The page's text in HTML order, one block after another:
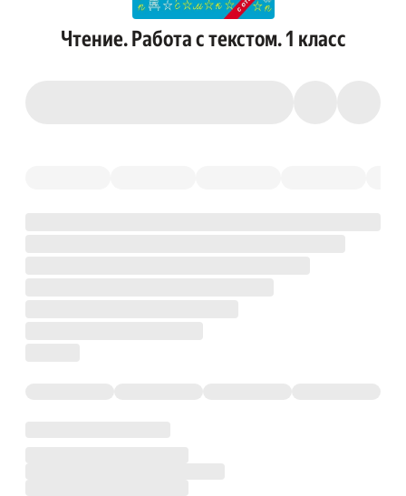
Чтение. Работа с текстом. 1 класс